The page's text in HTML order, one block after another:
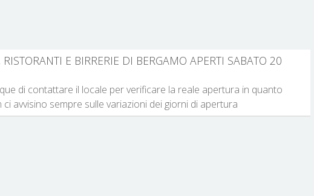
E BIRRERIE DI BERGAMO APERTI SABATO 20
di contattare il locale per verificare la reale apertura in quanto
avvisino sempre sulle variazioni dei giorni di apertura